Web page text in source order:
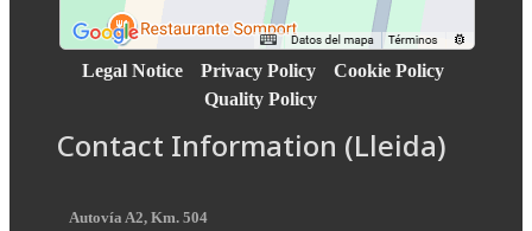
Legal Notice Privacy Policy
Cookie Policy
Quality Policy
Contact Information (Lleida)
Autovía A2, Km. 504